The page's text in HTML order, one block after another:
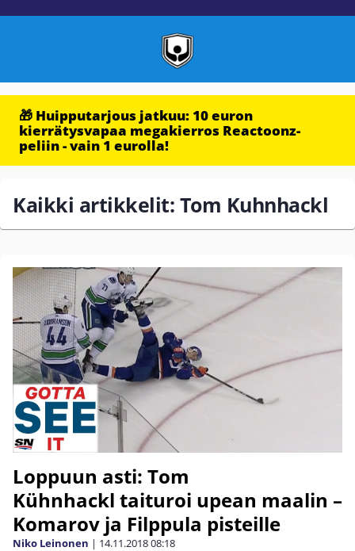
🎁 Huipputarjous jatkuu: 10 euron
kierrätysvapaa megakierros Reactoonz-
peliin - vain 1 eurolla!
Kaikki artikkelit: Tom Kuhnhackl
Loppuun asti: Tom
Kühnhackl taituroi upean maalin –
Komarov ja Filppula pisteille
Niko Leinonen | 14.11.201808:18